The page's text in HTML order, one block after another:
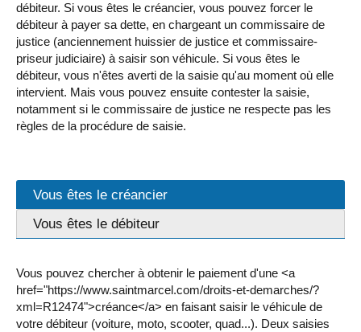
débiteur. Si vous êtes le créancier, vous pouvez forcer le
débiteur à payer sa dette, en chargeant un commissaire de
justice (anciennement huissier de justice et commissaire-
priseur judiciaire) à saisir son véhicule. Si vous êtes le
débiteur, vous n'êtes averti de la saisie qu'au moment où elle
intervient. Mais vous pouvez ensuite contester la saisie,
notamment si le commissaire de justice ne respecte pas les
règles de la procédure de saisie.
Vous êtes le créancier
Vous êtes le débiteur
Vous pouvez chercher à obtenir le paiement d'une <a
href="https://www.saintmarcel.com/droits-et-demarches/?
xml=R12474">créance</a> en faisant saisir le véhicule de
votre débiteur (voiture, moto, scooter, quad...). Deux saisies